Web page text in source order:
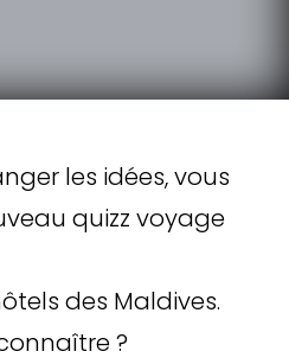
les idées, vous
quizz voyage
des Maldives.
?